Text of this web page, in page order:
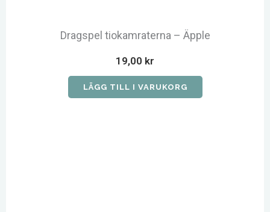
Dragspel tiokamraterna – Äpple
19,00 kr
LÄGG TILL I VARUKORG